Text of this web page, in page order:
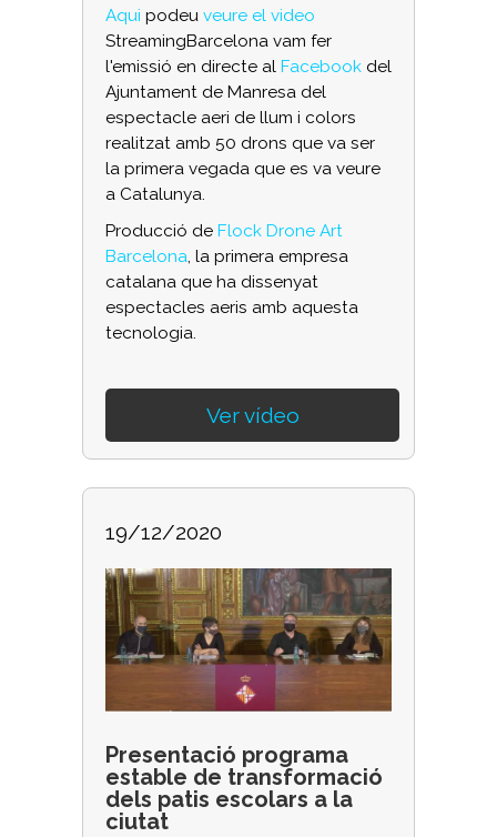
Aqui podeu veure el video
StreamingBarcelona vam fer
l'emissió en directe al Facebook del
Ajuntament de Manresa del
espectacle aeri de llum i colors
realitzat amb 50 drons que va ser
la primera vegada que es va veure
a Catalunya.
Producció de Flock Drone Art
Barcelona, la primera empresa
catalana que ha dissenyat
espectacles aeris amb aquesta
tecnologia.
Ver vídeo
19/12/2020
Presentació programa
estable de transformació
dels patis escolars a la
ciutat